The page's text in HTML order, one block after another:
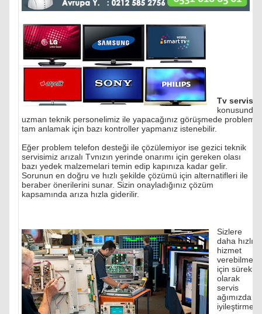
Tv servisi
konusunda
uzman teknik personelimiz ile yapacağınız görüşmede problemi
tam anlamak için bazı kontroller yapmanız istenebilir.
Eğer problem telefon desteği ile çözülemiyor ise gezici teknik
servisimiz arızalı Tvnızın yerinde onarımı için gereken olası
bazı yedek malzemelari temin edip kapınıza kadar gelir.
Sorunun en doğru ve hızlı şekilde çözümü için alternatifleri ile
beraber önerilerini sunar. Sizin onayladığınız çözüm
kapsamında arıza hızla giderilir.
Sizlere
daha hızlı
hizmet
verebilmek
için sürekli
olarak
servis
ağımızda
iyileştirmel